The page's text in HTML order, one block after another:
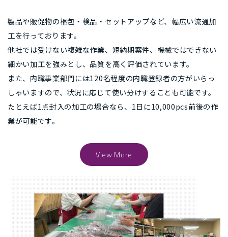
製品や販促物の梱包・検品・セットアップなど、幅広い流通加
工を行っております。
他社では受けない複雑な作業、短納期案件、機械ではできない
細かい加工を強みとし、品質を高く評価されています。
また、内職事業部門には120名程度の内職登録者の方がいらっ
しゃいますので、状況に応じて使い分けすることも可能です。
たとえば1点封入の加工の場合なら、1日に10,000pcs前後の作
業が可能です。
View More